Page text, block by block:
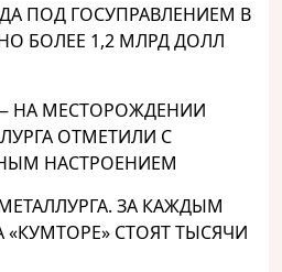
ПОД ГОСУПРАВЛЕНИЕМ В
БОЛЕЕ 1,2 МЛРД ДОЛЛ
НА МЕСТОРОЖДЕНИИ
ОТМЕТИЛИ С
НАСТРОЕНИЕМ
ЗА КАЖДЫМ
СТОЯТ ТЫСЯЧИ